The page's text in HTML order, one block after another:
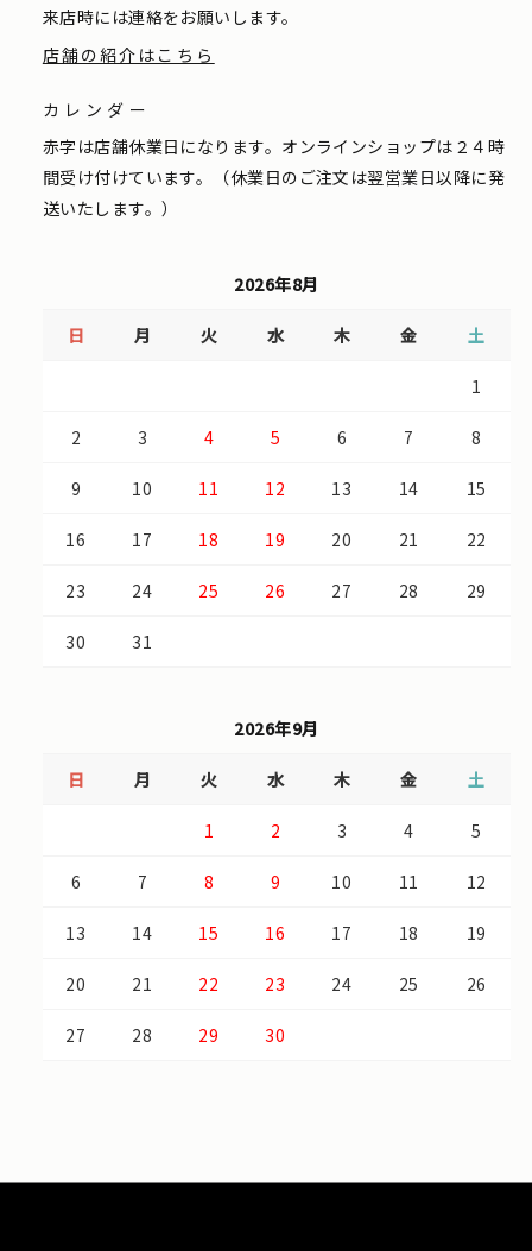
来店時には連絡をお願いします。
店舗の紹介はこちら
カレンダー
赤字は店舗休業日になります。オンラインショップは２４時
間受け付けています。（休業日のご注文は翌営業日以降に発
送いたします。）
2026年8月
日 月 火 水 木 金 土
1
2 3 4 5 6 7 8
9 10 11 12 13 14 15
16 17 18 19 20 21 22
23 24 25 26 27 28 29
30 31
2026年9月
日 月 火 水 木 金 土
1 2 3 4 5
6 7 8 9 10 11 12
13 14 15 16 17 18 19
20 21 22 23 24 25 26
27 28 29 30